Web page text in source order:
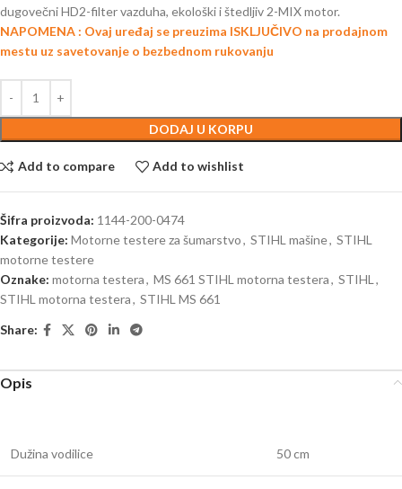
dugovečni HD2-filter vazduha, ekološki i štedljiv 2-MIX motor.
NAPOMENA : Ovaj uređaj se preuzima ISKLJUČIVO na prodajnom
mestu uz savetovanje o bezbednom rukovanju
DODAJ U KORPU
Add to compare Add to wishlist
Šifra proizvoda: 1144-200-0474
Kategorije: Motorne testere za šumarstvo, STIHL mašine, STIHL
motorne testere
Oznake: motorna testera, MS 661 STIHL motorna testera, STIHL ,
STIHL motorna testera, STIHL MS 661
Share:
Opis
Dužina vodilice 50 cm